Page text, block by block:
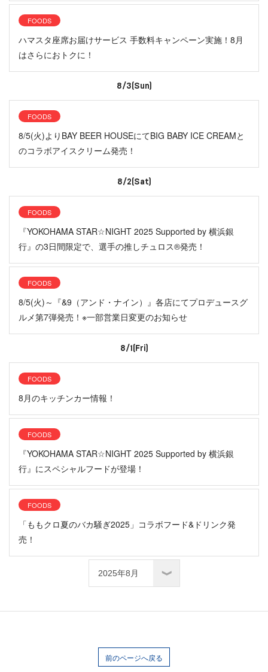
FOODS
ハマスタ座席お届けサービス 手数料キャンペーン実施！8月
はさらにおトクに！
8/3(Sun)
FOODS
8/5(火)よりBAY BEER HOUSEにてBIG BABY ICE CREAMと
のコラボアイスクリーム発売！
8/2(Sat)
FOODS
『YOKOHAMA STAR☆NIGHT 2025 Supported by 横浜銀
行』の3日間限定で、選手の推しチュロス®発売！
FOODS
8/5(火)～『&9（アンド・ナイン）』各店にてプロデュースグ
ルメ第7弾発売！※一部営業日変更のお知らせ
8/1(Fri)
FOODS
8月のキッチンカー情報！
FOODS
『YOKOHAMA STAR☆NIGHT 2025 Supported by 横浜銀
行』にスペシャルフードが登場！
FOODS
「ももクロ夏のバカ騒ぎ2025」コラボフード&ドリンク発
売！
前のページへ戻る